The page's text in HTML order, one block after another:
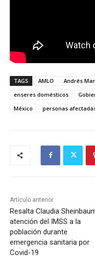
TAGS AMLO
Andrés
enseres domésticos
México
personas
Artículo anterior
Resalta Claudia
atención del IMSS a la
población durante
emergencia sanitaria por
Covid-19